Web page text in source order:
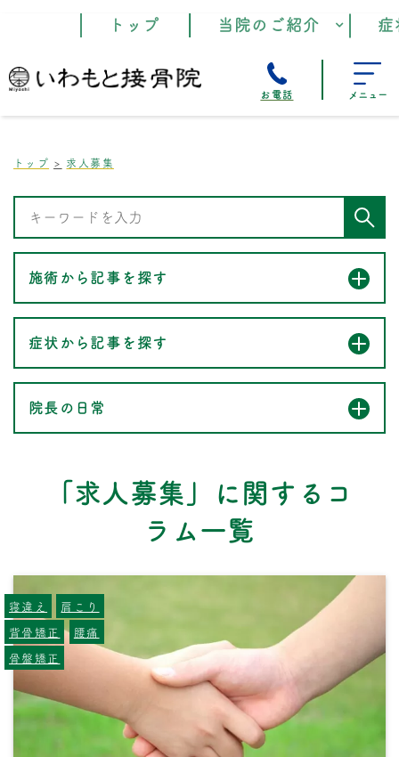
トップ 当院のご紹介
お電話 メニュー
トップ 求人募集
施術から記事を探す
症状から記事を探す
院長の日常
「求人募集」に関するコ
ラム一覧
寝違え
肩こり
背骨矯正
腰痛
骨盤矯正